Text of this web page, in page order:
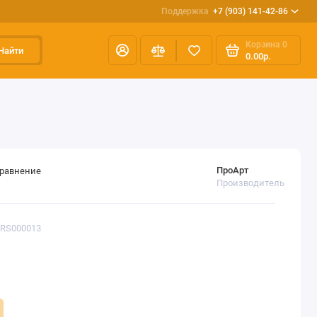
Поддержка +7 (903) 141-42-86
Корзина 0
0.00р.
ПроАрт
Производитель